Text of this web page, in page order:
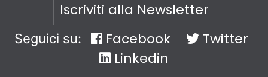
Iscriviti alla Newsletter
Seguici su: Facebook
Twitter
Linkedin